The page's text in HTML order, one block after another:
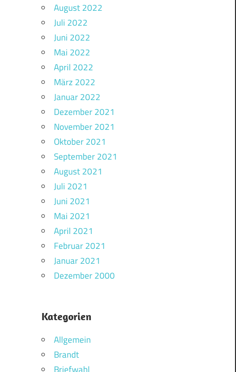
August 2022
Juli 2022
Juni 2022
Mai 2022
April 2022
März 2022
Januar 2022
Dezember 2021
November 2021
Oktober 2021
September 2021
August 2021
Juli 2021
Juni 2021
Mai 2021
April 2021
Februar 2021
Januar 2021
Dezember 2000
Kategorien
Allgemein
Brandt